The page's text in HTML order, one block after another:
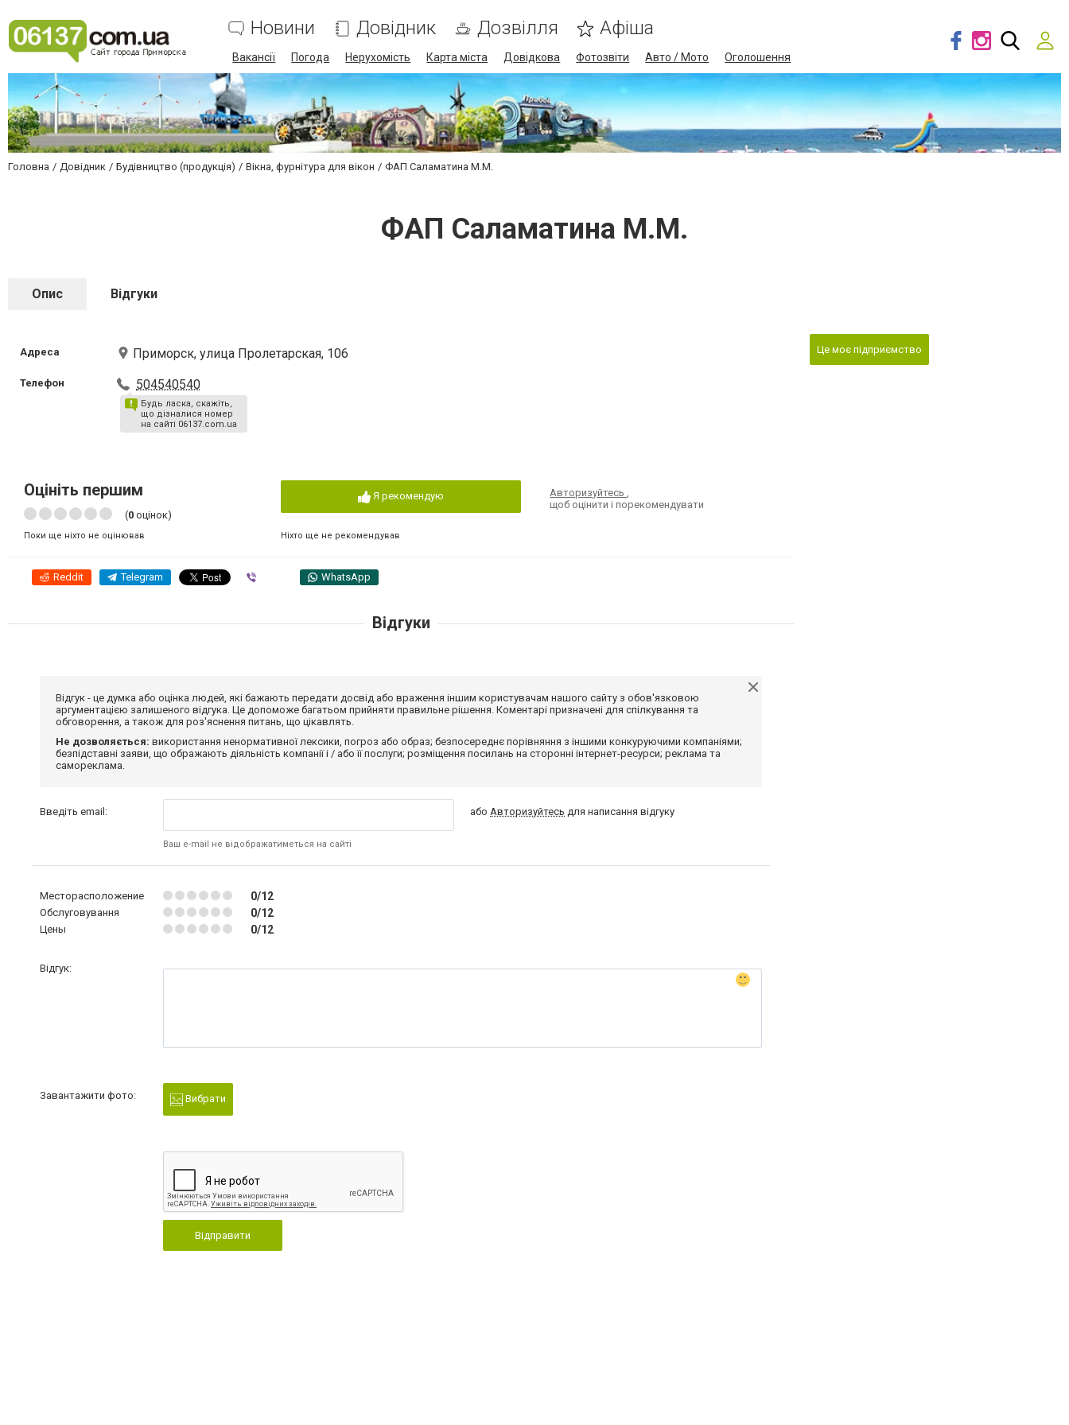
Новини Довідник Дозвілля Афіша
Вакансії Погода Нерухомість Карта міста Довідкова Фотозвіти Авто / Мото Оголошення
Головна Довідник Будівництво (продукція) Вікна, фурнітура для вікон ФАП Саламатина М.М.
ФАП Саламатина М.М.
Опис Відгуки
Адреса Приморск, улица Пролетарская, 106
Телефон 504540540
Будь ласка, скажіть,
що дізналися номер
на сайті 06137.com.ua
Оцініть першим
(0 оцінок)
Поки ще ніхто не оцінював
Я рекомендую
Ніхто ще не рекомендував
Авторизуйтесь,
щоб оцінити і порекомендувати
Reddit Telegram WhatsApp
Це моє підприємство
Відгуки
Відгук - це думка або оцінка людей, які бажають передати досвід або враження іншим користувачам нашого сайту з обов'язковою
аргументацією залишеного відгука. Це допоможе багатьом прийняти правильне рішення. Коментарі призначені для спілкування та
обговорення, а також для роз'яснення питань, що цікавлять.
Не дозволяється: використання ненормативної лексики, погроз або образ; безпосереднє порівняння з іншими конкуруючими компаніями;
безпідставні заяви, що ображають діяльність компанії і / або її послуги; розміщення посилань на сторонні інтернет-ресурси; реклама та
самореклама.
Введіть email:
Ваш e-mail не відображатиметься на сайті
абоАвторизуйтесь для написання відгуку
Месторасположение 0/12
Обслуговування 0/12
Цены 0/12
Відгук:
Завантажити фото: Вибрати
Відправити